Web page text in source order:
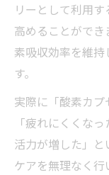
リーとして利用
高めることがで
素吸収効率を維
す。
実際に「酸素カプ
「疲れにくくな
活力が増した」
ケアを無理なく